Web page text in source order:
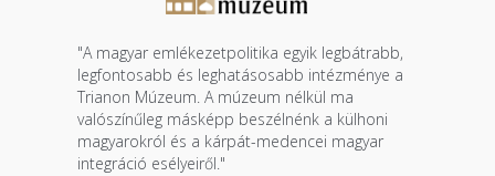
"A magyar emlékezetpolitika egyik legbátrabb,
legfontosabb és leghatásosabb intézménye a
Trianon Múzeum. A múzeum nélkül ma
valószínűleg másképp beszélnénk a külhoni
magyarokról és a kárpát-medencei magyar
integráció esélyeiről."